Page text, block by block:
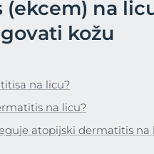
Veoma
koja stari
linije i bore
4.930 Ocene korisnika
Kupite odmah
na
kožu
na licu?
na licu?
atopijski dermatitis na